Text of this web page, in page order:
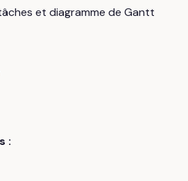
et diagramme de Gantt
: